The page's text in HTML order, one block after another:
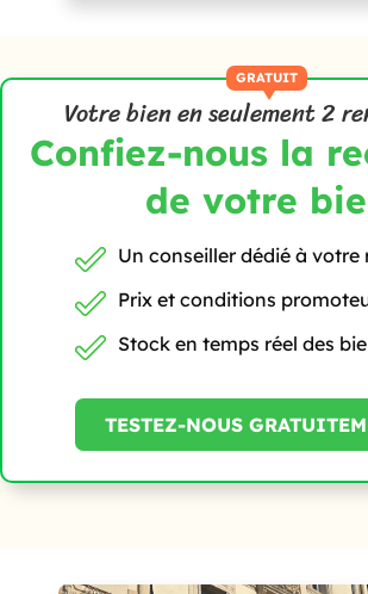
GRATUIT
Confiez-nous la
de votre
Votre bien en seulement 2
Un conseiller dédié à votre
Prix et conditions
Stock en temps réel des
TESTEZ-NOUS